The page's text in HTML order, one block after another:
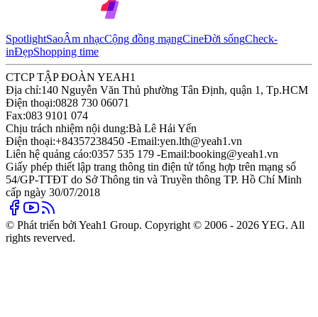
SpotlightSaoÂm nhạcCộng đồng mạngCineĐời sốngCheck-
inĐẹpShopping time
CTCP TẬP ĐOÀN YEAH1
Địa chỉ:140 Nguyễn Văn Thủ phường Tân Định, quận 1, Tp.HCM
Điện thoại:0828 730 06071
Fax:083 9101 074
Chịu trách nhiệm nội dung:Bà Lê Hải Yến
Điện thoại:+84357238450 -Email:yen.lth@yeah1.vn
Liên hệ quảng cáo:0357 535 179 -Email:booking@yeah1.vn
Giấy phép thiết lập trang thông tin điện tử tổng hợp trên mạng số
54/GP-TTĐT do Sở Thông tin và Truyền thông TP. Hồ Chí Minh
cấp ngày 30/07/2018
© Phát triển bởi Yeah1 Group. Copyright © 2006 - 2026 YEG. All
rights reverved.